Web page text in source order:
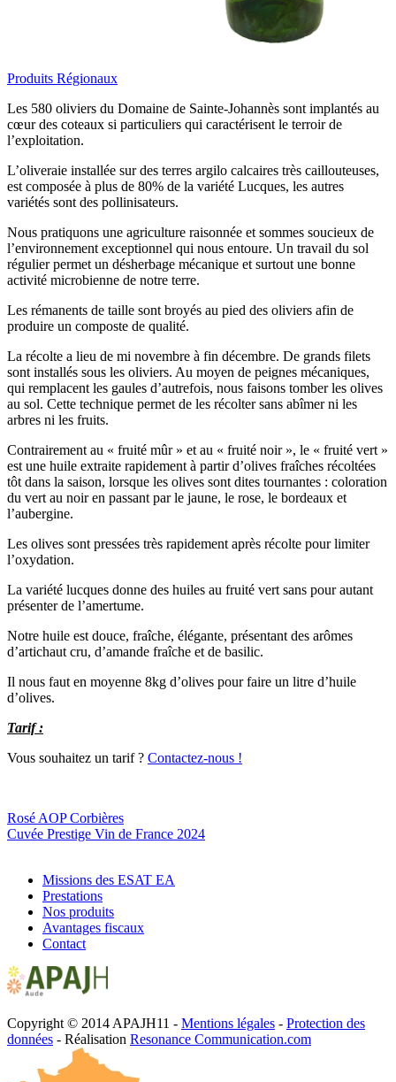
Produits Régionaux
Les 580 oliviers du Domaine de Sainte-Johannès sont implantés au
cœur des coteaux si particuliers qui caractérisent le terroir de
l’exploitation.
L’oliveraie installée sur des terres argilo calcaires très caillouteuses,
est composée à plus de 80% de la variété Lucques, les autres
variétés sont des pollinisateurs.
Nous pratiquons une agriculture raisonnée et sommes soucieux de
l’environnement exceptionnel qui nous entoure. Un travail du sol
régulier permet un désherbage mécanique et surtout une bonne
activité microbienne de notre terre.
Les rémanents de taille sont broyés au pied des oliviers afin de
produire un composte de qualité.
La récolte a lieu de mi novembre à fin décembre. De grands filets
sont installés sous les oliviers. Au moyen de peignes mécaniques,
qui remplacent les gaules d’autrefois, nous faisons tomber les olives
au sol. Cette technique permet de les récolter sans abîmer ni les
arbres ni les fruits.
Contrairement au « fruité mûr » et au « fruité noir », le « fruité vert »
est une huile extraite rapidement à partir d’olives fraîches récoltées
tôt dans la saison, lorsque les olives sont dites tournantes : coloration
du vert au noir en passant par le jaune, le rose, le bordeaux et
l’aubergine.
Les olives sont pressées très rapidement après récolte pour limiter
l’oxydation.
La variété lucques donne des huiles au fruité vert sans pour autant
présenter de l’amertume.
Notre huile est douce, fraîche, élégante, présentant des arômes
d’artichaut cru, d’amande fraîche et de basilic.
Il nous faut en moyenne 8kg d’olives pour faire un litre d’huile
d’olives.
Tarif :
Vous souhaitez un tarif ? Contactez-nous !
Rosé AOP Corbières
Cuvée Prestige Vin de France 2024
Missions des ESAT EA
Prestations
Nos produits
Avantages fiscaux
Contact
Copyright © 2014 APAJH11 - Mentions légales - Protection des
données - Réalisation Resonance Communication.com